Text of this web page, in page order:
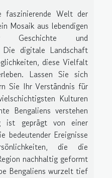
Welt der
Mosaik aus lebendigen
Geschichte und
Die digitale Landschaft
diese Vielfalt
Lassen Sie sich
Sie Ihr Verständnis für
Kulturen
Bengaliens verstehen
ist geprägt von einer
bedeutender Ereignisse
die die
nachhaltig geformt
Bengaliens wurzelt tief